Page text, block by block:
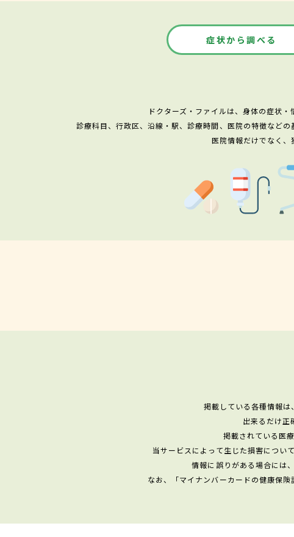
症状から調べる
ドクターズ・ファイルは、身体の症状
診療科目、行政区、沿線・駅、診療時間、医院の特徴など
医院情報だけでなく、
掲載している各種情報は
出来るだけ正
掲載されている医
当サービスによって生じた損害につい
情報に誤りがある場合には
なお、「マイナンバーカードの健康保